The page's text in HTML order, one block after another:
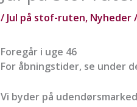
/ Jul på stof-ruten, Nyheder
Foregår i uge 46
For åbningstider, se under
Vi byder på